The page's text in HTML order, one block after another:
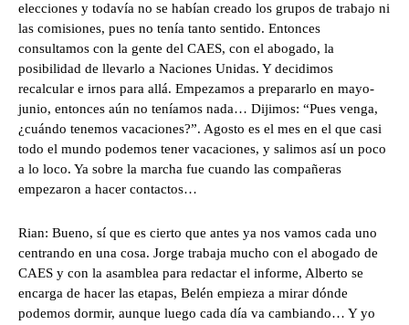
elecciones y todavía no se habían creado los grupos de trabajo ni
las comisiones, pues no tenía tanto sentido. Entonces
consultamos con la gente del CAES, con el abogado, la
posibilidad de llevarlo a Naciones Unidas. Y decidimos
recalcular e irnos para allá. Empezamos a prepararlo en mayo-
junio, entonces aún no teníamos nada… Dijimos: “Pues venga,
¿cuándo tenemos vacaciones?”. Agosto es el mes en el que casi
todo el mundo podemos tener vacaciones, y salimos así un poco
a lo loco. Ya sobre la marcha fue cuando las compañeras
empezaron a hacer contactos…
Rian: Bueno, sí que es cierto que antes ya nos vamos cada uno
centrando en una cosa. Jorge trabaja mucho con el abogado de
CAES y con la asamblea para redactar el informe, Alberto se
encarga de hacer las etapas, Belén empieza a mirar dónde
podemos dormir, aunque luego cada día va cambiando… Y yo